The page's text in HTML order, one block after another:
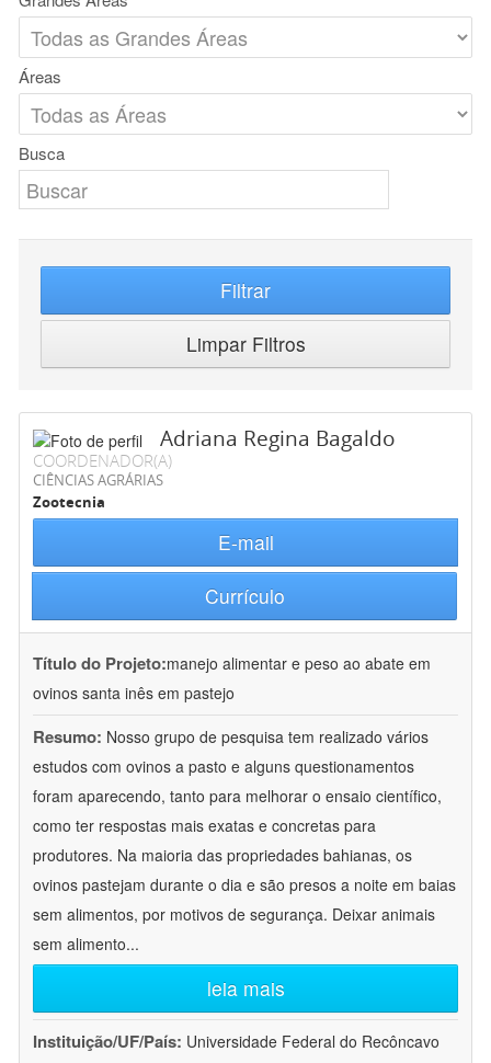
Áreas
Busca
Filtrar
Limpar Filtros
Adriana Regina Bagaldo
COORDENADOR(A)
CIÊNCIAS AGRÁRIAS
Zootecnia
E-mail
Currículo
Título do Projeto:manejo alimentar e peso ao abate em
ovinos santa inês em pastejo
Resumo: Nosso grupo de pesquisa tem realizado vários
estudos com ovinos a pasto e alguns questionamentos
foram aparecendo, tanto para melhorar o ensaio científico,
como ter respostas mais exatas e concretas para
produtores. Na maioria das propriedades bahianas, os
ovinos pastejam durante o dia e são presos a noite em baias
sem alimentos, por motivos de segurança. Deixar animais
sem alimento...
leia mais
Instituição/UF/País: Universidade Federal do Recôncavo